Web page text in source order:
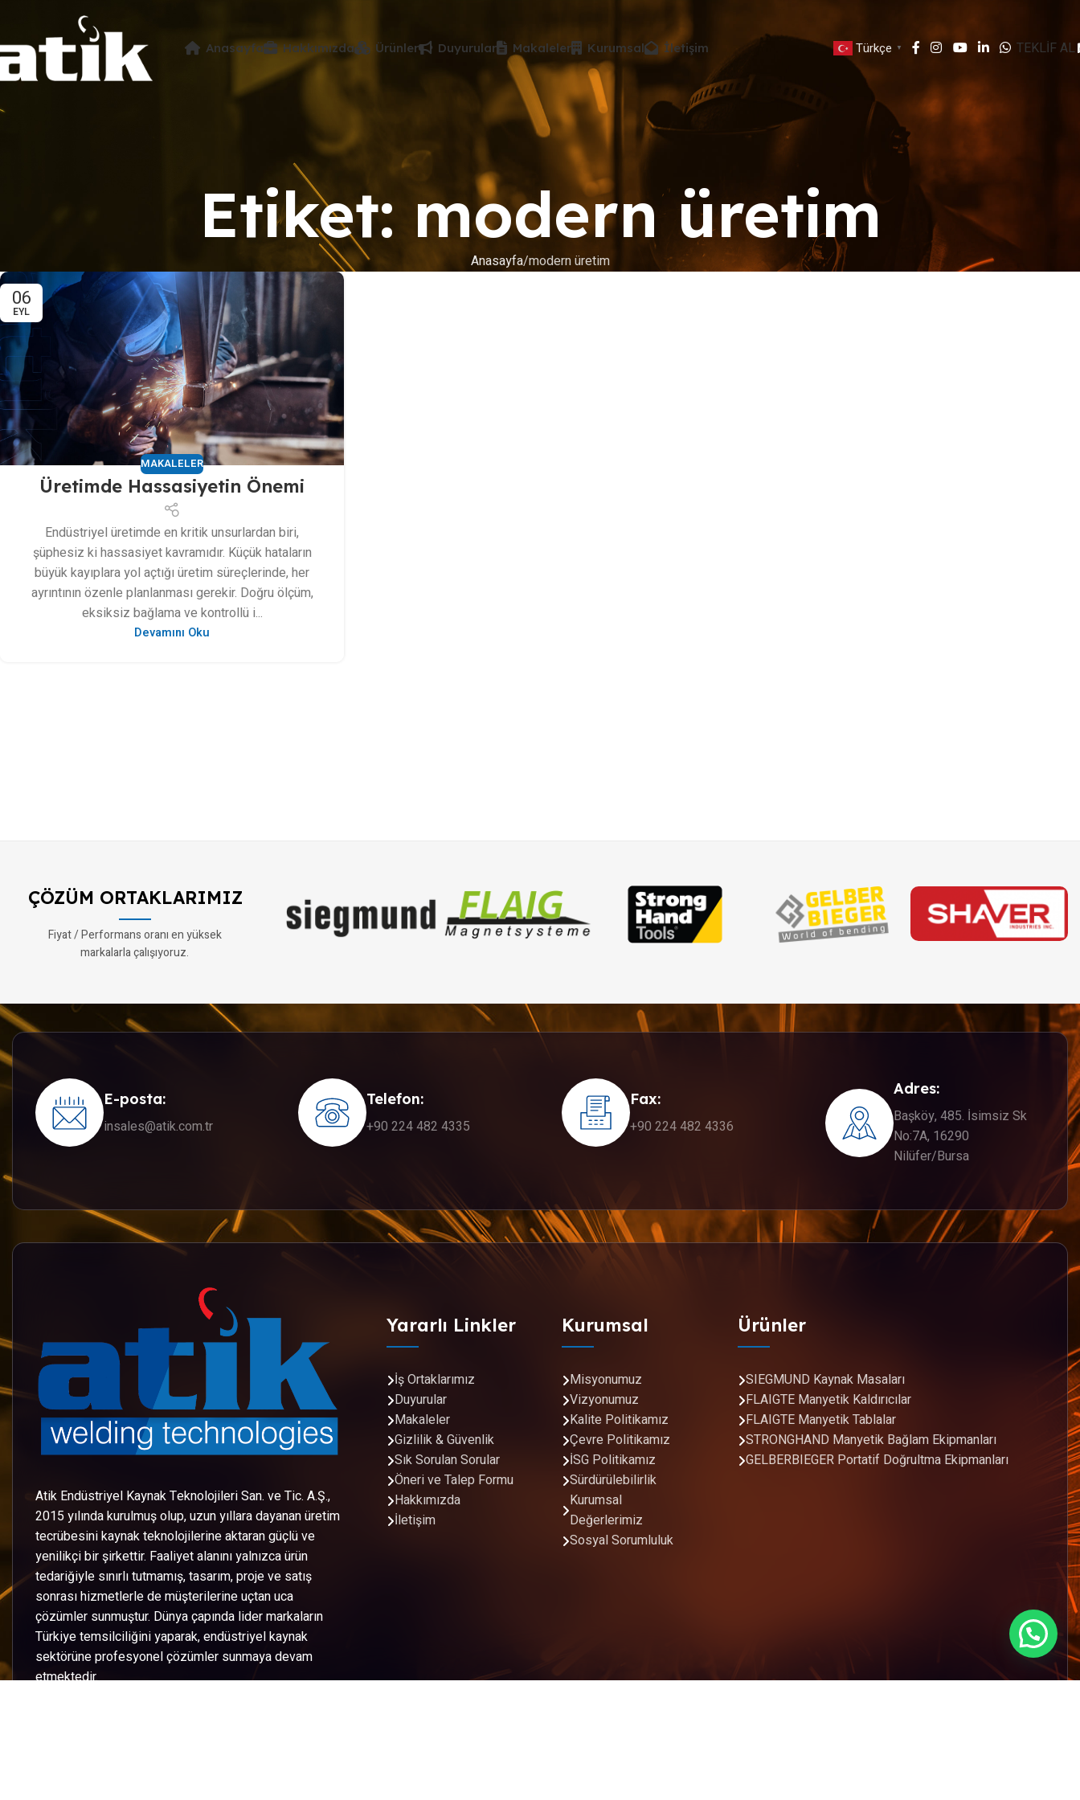
Anasayfa Hakkımızda Ürünler Duyurular Makaleler Kurumsal İletişim Türkçe ▼ TEKLİF AL
Etiket: modern üretim
Anasayfa modern üretim
06
EYL
MAKALELER
Üretimde Hassasiyetin Önemi
Endüstriyel üretimde en kritik unsurlardan biri,
şüphesiz ki hassasiyet kavramıdır. Küçük hataların
büyük kayıplara yol açtığı üretim süreçlerinde, her
ayrıntının özenle planlanması gerekir. Doğru ölçüm,
eksiksiz bağlama ve kontrollü i...
Devamını Oku
ÇÖZÜM ORTAKLARIMIZ
Fiyat / Performans oranı en yüksek
markalarla çalışıyoruz.
E-posta:
insales@atik.com.tr
Telefon:
+90 224 482 4335
Fax:
+90 224 482 4336
Adres:
Başköy, 485. İsimsiz Sk
No:7A, 16290
Nilüfer/Bursa
Atik Endüstriyel Kaynak Teknolojileri San. ve Tic. A.Ş.,
2015 yılında kurulmuş olup, uzun yıllara dayanan üretim
tecrübesini kaynak teknolojilerine aktaran güçlü ve
yenilikçi bir şirkettir. Faaliyet alanını yalnızca ürün
tedariğiyle sınırlı tutmamış, tasarım, proje ve satış
sonrası hizmetlerle de müşterilerine uçtan uca
çözümler sunmuştur. Dünya çapında lider markaların
Türkiye temsilciliğini yaparak, endüstriyel kaynak
sektörüne profesyonel çözümler sunmaya devam
etmektedir.
Yararlı Linkler
İş Ortaklarımız
Duyurular
Makaleler
Gizlilik & Güvenlik
Sık Sorulan Sorular
Öneri ve Talep Formu
Hakkımızda
İletişim
Kurumsal
Misyonumuz
Vizyonumuz
Kalite Politikamız
Çevre Politikamız
İSG Politikamız
Sürdürülebilirlik
Kurumsal
Değerlerimiz
Sosyal Sorumluluk
Ürünler
SIEGMUND Kaynak Masaları
FLAIGTE Manyetik Kaldırıcılar
FLAIGTE Manyetik Tablalar
STRONGHAND Manyetik Bağlam Ekipmanları
GELBERBIEGER Portatif Doğrultma Ekipmanları